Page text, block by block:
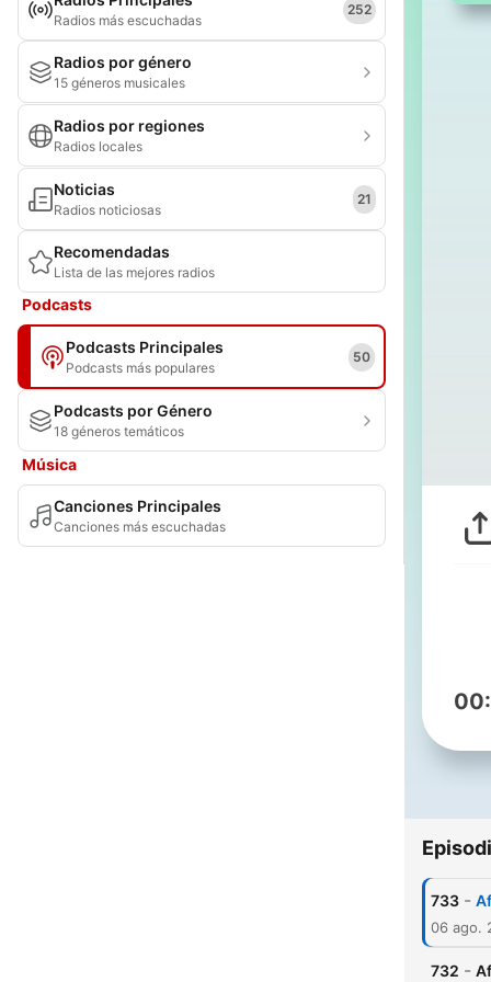
Radios más escuchadas
252
Radios por género
15 géneros musicales
Radios por regiones
Radios locales
Noticias
Radios noticiosas
21
Recomendadas
Lista de las mejores radios
Podcasts
Podcasts Principales
Podcasts más populares
50
Podcasts por Género
18 géneros temáticos
Música
Canciones Principales
Canciones más escuchadas
733 -
06 ago.
732 -